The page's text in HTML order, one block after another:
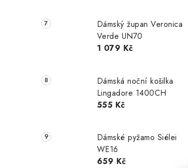
Dámský župan Veronica
Verde UN70
1 079 Kč
Dámská noční košilka
Lingadore 1400CH
555 Kč
Dámské pyžamo Siélei
WE16
659 Kč